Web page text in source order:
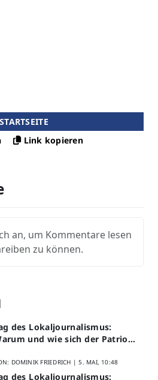
STARTSEITE
Link kopieren
an, um Kommentare lesen
zu können.
des Lokaljournalismus:
und wie sich der Patriot
DOMINIK FRIEDRICH |5. MAI, 10:48
des Lokaljournalismus: